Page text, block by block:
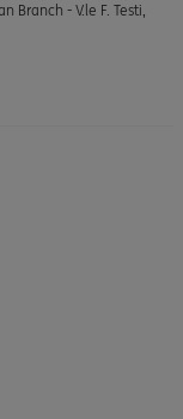
Branch - V.le F. Testi,